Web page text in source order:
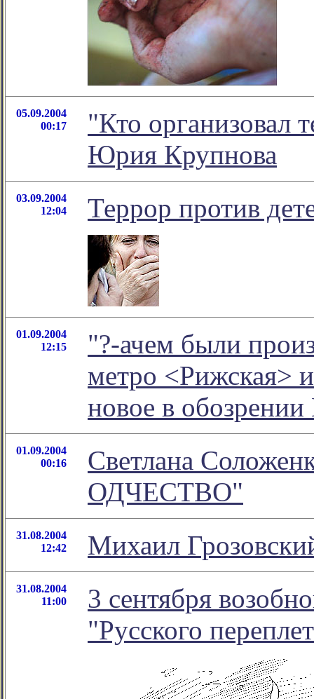
05.09.2004
00:17
"Кто организовал
Юрия Крупнова
03.09.2004
12:04
Террор против
01.09.2004
12:15
"?-ачем были
метро <Рижская>
новое в
01.09.2004
00:16
Светлана
ОДЧЕСТВО"
31.08.2004
12:42
Михаил
31.08.2004
11:00
3 сентября
"Русского